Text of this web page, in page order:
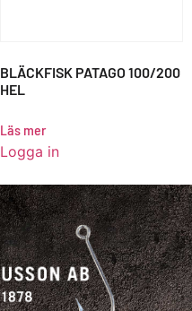
BLÄCKFISK PATAGO 100/200
HEL
Läs mer
Logga in